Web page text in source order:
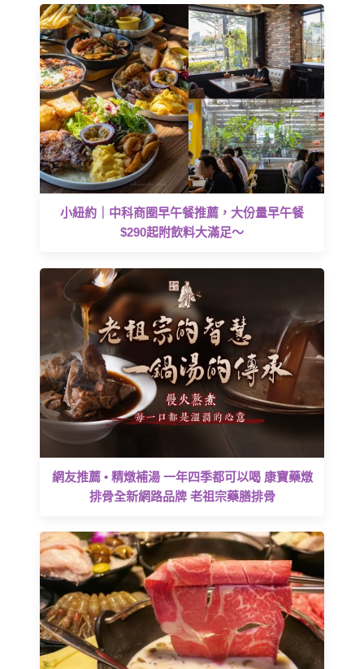
小紐約｜中科商圈早午餐推薦，大份量早午餐
$290起附飲料大滿足～
網友推薦 • 精燉補湯 一年四季都可以喝 康寶藥燉
排骨全新網路品牌 老祖宗藥膳排骨